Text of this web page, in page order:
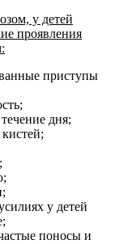
у детей
проявления
приступы
дня;
у детей
поносы и